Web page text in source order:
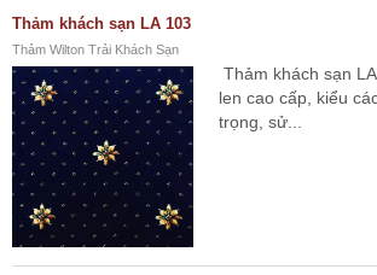
Thảm khách sạn LA 103
Thảm Wilton Trải Khách Sạn
Thảm khách sạn
len cao cấp, kiểu
trọng, sử...